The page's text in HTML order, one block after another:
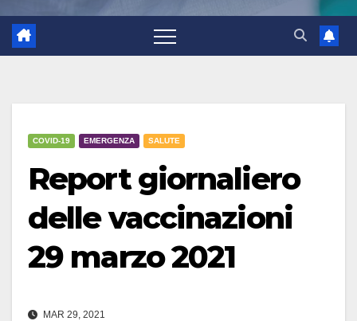
COVID-19 EMERGENZA SALUTE
Report giornaliero
delle vaccinazioni
29 marzo 2021
MAR 29, 2021